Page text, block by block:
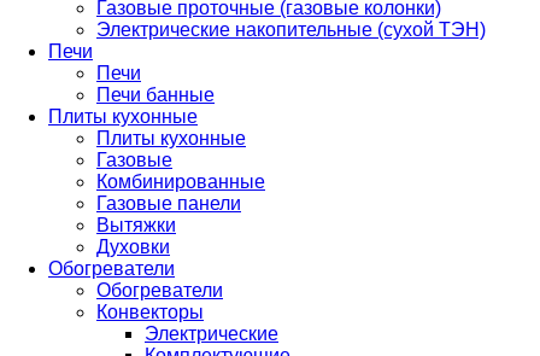
Газовые проточные (газовые колонки)
Электрические накопительные (сухой ТЭН)
Печи
Печи
Печи банные
Плиты кухонные
Плиты кухонные
Газовые
Комбинированные
Газовые панели
Вытяжки
Духовки
Обогреватели
Обогреватели
Конвекторы
Электрические